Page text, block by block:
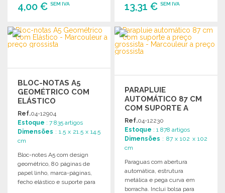
4,00 € SEM IVA
ENCOMENDAR
Solicitar um orçamento
13,31 €SEM IVA
ENCOMENDAR
Solicitar um orçamento
BLOC-NOTAS A5
GEOMÉTRICO COM
ELÁSTICO
Ref.04-12904
Estoque : 7 835 artigos
Dimensões : 1.5 x 21.5 x 14.5
cm
Bloc-notes A5 com design
geométrico, 80 páginas de
papel linho, marca-páginas,
fecho elástico e suporte para
PARAPLUIE
AUTOMÁTICO 87 CM
COM SUPORTE A
PREÇO GROSSISTA
Ref.04-12230
Estoque : 1 878 artigos
Dimensões : 87 x 102 x 102
cm
Paraguas com abertura
automática, estrutura
metálica e pega curva em
borracha. Inclui bolsa para